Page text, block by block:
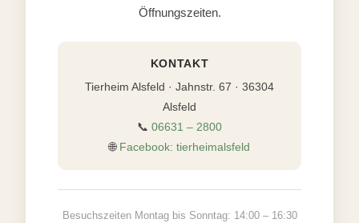
Öffnungszeiten.
KONTAKT
Tierheim Alsfeld · Jahnstr. 67 · 36304
Alsfeld
📞 06631 – 2800
🌐 Facebook: tierheimalsfeld
Besuchszeiten Montag bis Sonntag: 14:00 – 16:30